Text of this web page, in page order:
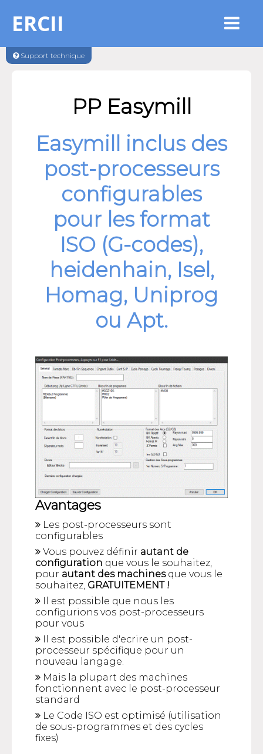
ERCII
Support technique
PP Easymill
Easymill inclus des
post-processeurs
configurables
pour les format
ISO (G-codes),
heidenhain, Isel,
Homag, Uniprog
ou Apt.
Avantages
Les post-processeurs sont
configurables
Vous pouvez définir autant de
configuration que vous le souhaitez,
pour autant des machinesque vous le
souhaitez, GRATUITEMENT !
Il est possible que nous les
configurions vos post-processeurs
pour vous
Il est possible d'ecrire un post-
processeur spécifique pour un
nouveau langage.
Mais la plupart des machines
fonctionnent avec le post-processeur
standard
Le Code ISO est optimisé (utilisation
de sous-programmes et des cycles
fixes)